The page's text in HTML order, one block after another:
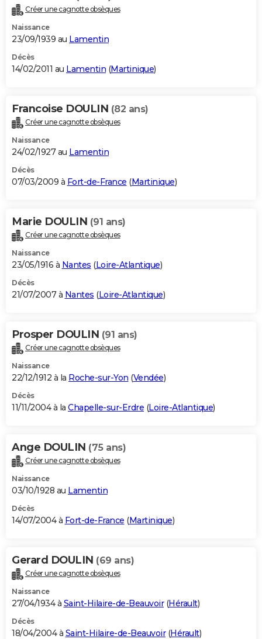
Créer une cagnotte obsèques
Naissance
23/09/1939 au Lamentin
Décès
14/02/2011 au Lamentin (Martinique)
Francoise DOULIN (82 ans)
Créer une cagnotte obsèques
Naissance
24/02/1927 au Lamentin
Décès
07/03/2009 à Fort-de-France (Martinique)
Marie DOULIN (91 ans)
Créer une cagnotte obsèques
Naissance
23/05/1916 à Nantes (Loire-Atlantique)
Décès
21/07/2007 à Nantes (Loire-Atlantique)
Prosper DOULIN (91 ans)
Créer une cagnotte obsèques
Naissance
22/12/1912 à la Roche-sur-Yon (Vendée)
Décès
11/11/2004 à la Chapelle-sur-Erdre (Loire-Atlantique)
Ange DOULIN (75 ans)
Créer une cagnotte obsèques
Naissance
03/10/1928 au Lamentin
Décès
14/07/2004 à Fort-de-France (Martinique)
Gerard DOULIN (69 ans)
Créer une cagnotte obsèques
Naissance
27/04/1934 à Saint-Hilaire-de-Beauvoir(Hérault)
Décès
18/04/2004 à Saint-Hilaire-de-Beauvoir(Hérault)